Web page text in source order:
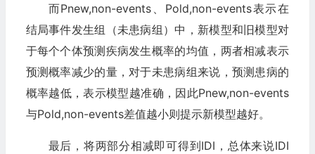
而Pnew,non-events、Pold,non-events表示在
结局事件发生组（未患病组）中，新模型和旧模型对
于每个个体预测疾病发生概率的均值，两者相减表示
预测概率减少的量，对于未患病组来说，预测患病的
概率越低，表示模型越准确，因此Pnew,non-events
与Pold,non-events差值越小则提示新模型越好。
最后，将两部分相减即可得到IDI，总体来说IDI